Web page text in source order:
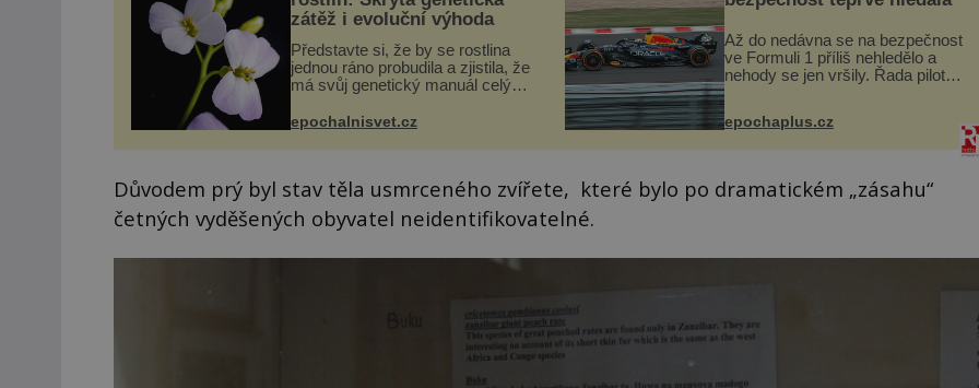
zátěž i evoluční výhoda
Představte si, že by se rostlina
jednou ráno probudila a zjistila, že
má svůj genetický manuál celý
přírodě stane – a podle nového
vstupenka...
epochalnisvet.cz
Až do nedávna se na bezpečnost
ve Formuli 1 příliš nehledělo a
nehody se jen vršily. Řada pilotů
i ztrátou života. Dnes
epochaplus.cz
Důvodem prý byl stav těla usmrceného zvířete, které bylo po dramatickém „zásahu“
četných vyděšených obyvatel neidentifikovatelné.